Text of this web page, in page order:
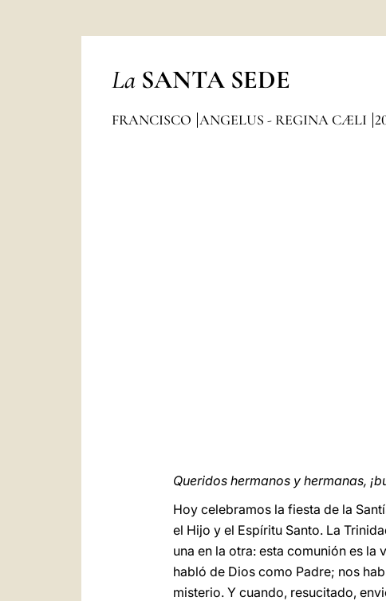
La SANTA SEDE
FRANCISCO ANGELUS - REGINA CÆLI
Queridos hermanos y hermanas,
Hoy celebramos la fiesta de la
el Hijo y el Espíritu Santo. La
una en la otra: esta comunión es
habló de Dios como Padre; nos
misterio. Y cuando, resucitado,